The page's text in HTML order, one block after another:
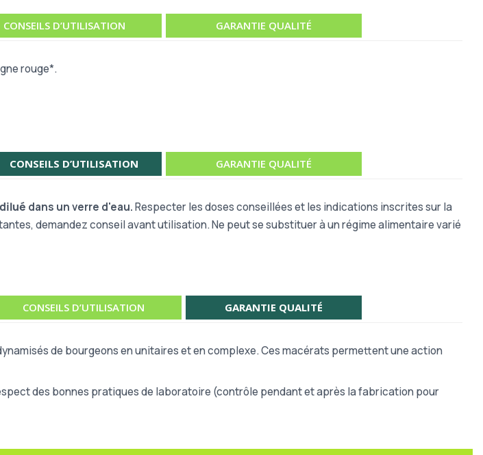
CONSEILS D’UTILISATION GARANTIE QUALITÉ
rouge*.
CONSEILS D’UTILISATION GARANTIE QUALITÉ
dans un verre d'eau.Respecter les doses conseillées et les indications inscrites sur la
demandez conseil avant utilisation. Ne peut se substituer à un régime alimentaire varié
CONSEILS D’UTILISATION GARANTIE QUALITÉ
de bourgeons en unitaires et en complexe. Ces macérats permettent une action
des bonnes pratiques de laboratoire (contrôle pendant et après la fabrication pour